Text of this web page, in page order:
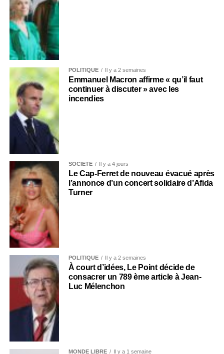
POLITIQUE Il y a 2 semaines
Emmanuel Macron affirme « qu’il faut
continuer à discuter » avec les
incendies
SOCIÉTÉ Il y a 4 jours
Le Cap-Ferret de nouveau évacué après
l’annonce d’un concert solidaire d’Afida
Turner
POLITIQUE Il y a 2 semaines
À court d’idées, Le Point décide de
consacrer un 789 ème article à Jean-
Luc Mélenchon
MONDE LIBRE Il y a 1 semaine